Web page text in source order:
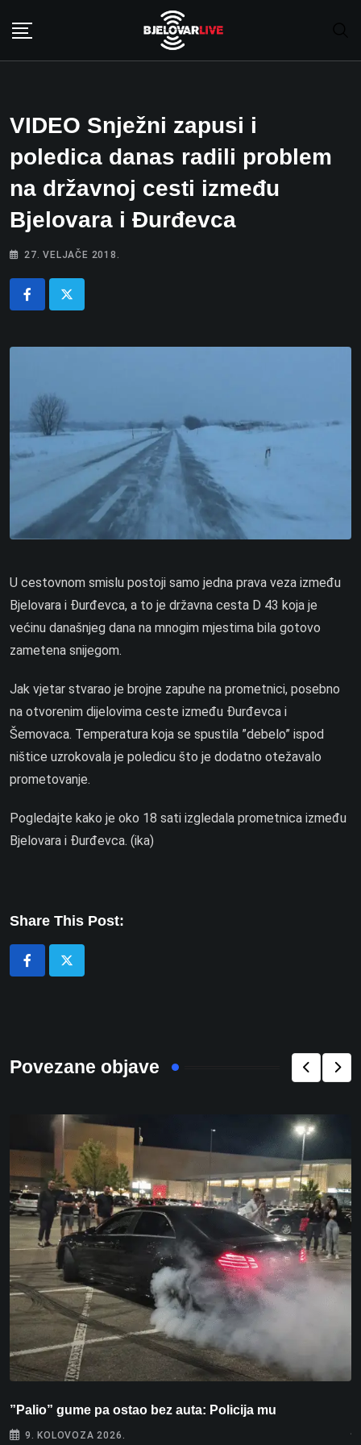
VIDEO Snježni zapusi i
poledica danas radili problem
na državnoj cesti između
Bjelovara i Đurđevca
27. VELJAČE 2018.
U cestovnom smislu postoji samo jedna prava veza između
Bjelovara i Đurđevca, a to je državna cesta D 43 koja je
većinu današnjeg dana na mnogim mjestima bila gotovo
zametena snijegom.
Jak vjetar stvarao je brojne zapuhe na prometnici, posebno
na otvorenim dijelovima ceste između Đurđevca i
Šemovaca. Temperatura koja se spustila ”debelo” ispod
ništice uzrokovala je poledicu što je dodatno otežavalo
prometovanje.
Pogledajte kako je oko 18 sati izgledala prometnica između
Bjelovara i Đurđevca. (ika)
Share This Post:
Povezane objave
”Palio” gume pa ostao bez auta: Policija mu
9. KOLOVOZA 2026.